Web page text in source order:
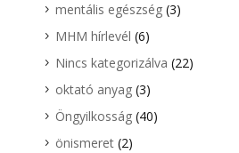
mentális egészség(3)
MHM hírlevél (6)
Nincs kategorizálva (22)
oktató anyag(3)
Öngyilkosság(40)
önismeret(2)